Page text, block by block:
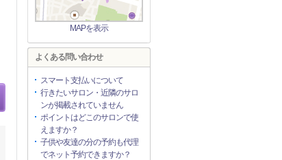
MAPを表示
よくある問い合わせ
スマート支払いについて
行きたいサロン・近隣のサロ
ンが掲載されていません
ポイントはどこのサロンで使
えますか？
子供や友達の分の予約も代理
でネット予約できますか？